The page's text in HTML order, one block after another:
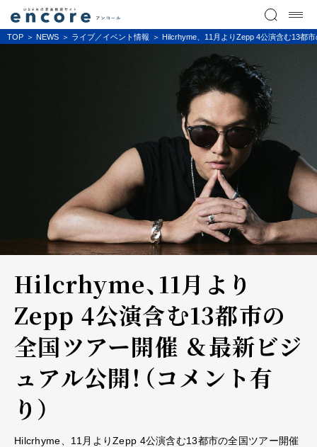
TOP NEWS ライブ／イベント情報 Hilcrhyme、11月よりZepp 4公演含む13都
Hilcrhyme、11月より
Zepp 4公演含む13都市の
全国ツアー開催 ＆最新ビジ
ュアル公開！（コメント有
り）
Hilcrhyme、11月よりZepp 4公演含む13都市の全国ツアー開催